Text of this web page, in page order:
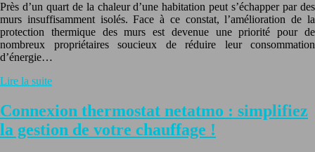
Près d’un quart de la chaleur d’une habitation peut s’échapper par des
murs insuffisamment isolés. Face à ce constat, l’amélioration de la
protection thermique des murs est devenue une priorité pour de
nombreux propriétaires soucieux de réduire leur consommation
d’énergie…
Lire la suite
Connexion thermostat netatmo : simplifiez
la gestion de votre chauffage !